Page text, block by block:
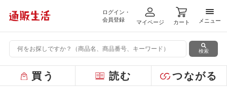
ログイン・
会員登録
マイページ カート
メニ
メニュー
検索
買う 読む つながる